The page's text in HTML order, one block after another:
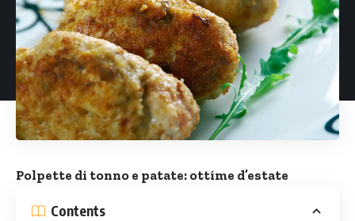
Polpette di tonno e patate: ottime d’estate
Contents